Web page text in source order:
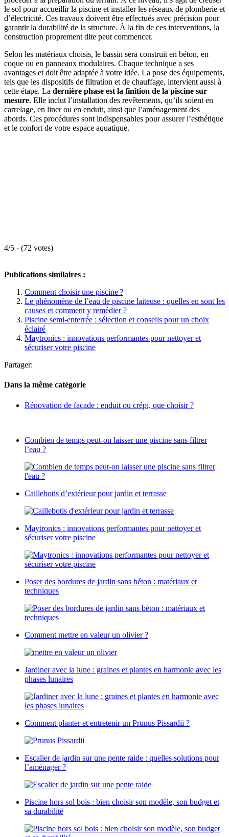
le sol pour accueillir la piscine et installer les réseaux de plomberie et
d’électricité. Ces travaux doivent être effectués avec précision pour
garantir la durabilité de la structure. À la fin de ces interventions, la
construction proprement dite peut commencer.
Selon les matériaux choisis, le bassin sera construit en béton, en
coque ou en panneaux modulaires. Chaque technique a ses
avantages et doit être adaptée à votre idée. La pose des équipements,
tels que les dispositifs de filtration et de chauffage, intervient aussi à
cette étape. La dernière phase est la finition de la piscine sur
mesure. Elle inclut l’installation des revêtements, qu’ils soient en
carrelage, en liner ou en enduit, ainsi que l’aménagement des
abords. Ces procédures sont indispensables pour assurer l’esthétique
et le confort de votre espace aquatique.
4/5 - (72 votes)
Publications similaires :
Comment choisir une piscine ?
Le phénomène de l’eau de piscine laiteuse : quelles en sont les
causes et comment y remédier ?
Piscine semi-enterrée : sélection et conseils pour un choix
éclairé
Maytronics : innovations performantes pour nettoyer et
sécuriser votre piscine
Partager:
Dans la même catégorie
Rénovation de façade : enduit ou crépi, que choisir ?
Combien de temps peut-on laisser une piscine sans filtrer
l’eau ?
Caillebotis d’extérieur pour jardin et terrasse
Maytronics : innovations performantes pour nettoyer et
sécuriser votre piscine
Poser des bordures de jardin sans béton : matériaux et
techniques
Comment mettre en valeur un olivier ?
Jardiner avec la lune : graines et plantes en harmonie avec les
phases lunaires
Comment planter et entretenir un Prunus Pissardii ?
Escalier de jardin sur une pente raide : quelles solutions pour
l’aménager ?
Piscine hors sol bois : bien choisir son modèle, son budget et
sa durabilité